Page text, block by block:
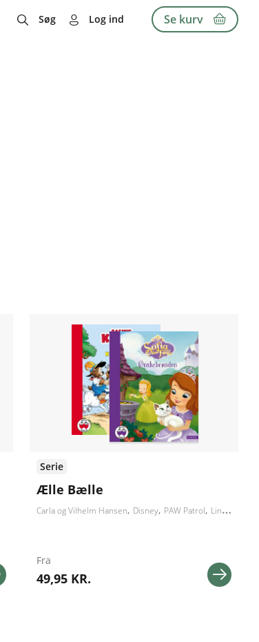
Søg Log ind Se kurv
Serie
Ælle Bælle
Carla og Vilhelm Hansen Disney PAW Patrol Line Kyed Knudsen
Fra
49,95 KR.